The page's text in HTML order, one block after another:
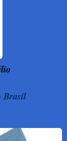
Brasil